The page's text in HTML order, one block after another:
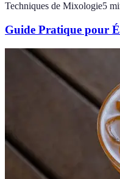
Techniques de Mixologie5
Guide Pratique pour